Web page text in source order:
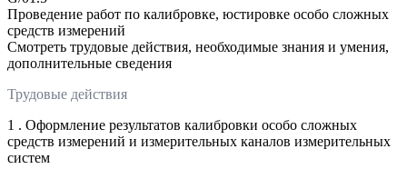
Проведение работ по калибровке, юстировке особо сложных
средств измерений
Смотреть трудовые действия, необходимые знания и умения,
дополнительные сведения
Трудовые действия
1 . Оформление результатов калибровки особо сложных
средств измерений и измерительных каналов измерительных
систем